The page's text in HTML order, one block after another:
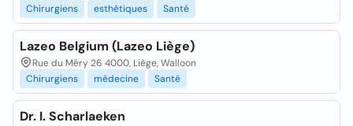
Chirurgiens
esthétiques Santé
Lazeo Belgium (Lazeo Liège)
Rue du Méry 26 4000, Liège, Walloon
Chirurgiens
médecine Santé
Dr. I. Scharlaeken